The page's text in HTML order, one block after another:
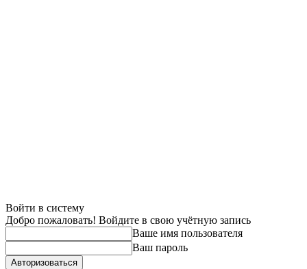
Войти в систему
Добро пожаловать! Войдите в свою учётную запись
Ваше имя пользователя
Ваш пароль